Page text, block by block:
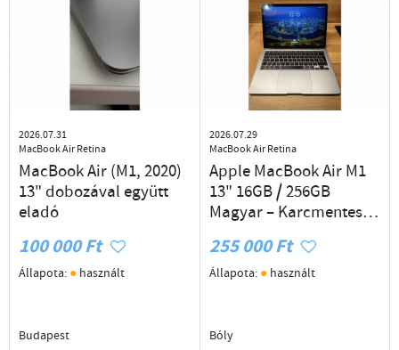
2026.07.31
MacBook Air Retina
MacBook Air (M1, 2020)
13" dobozával együtt
eladó
100 000 Ft
Állapota: ● használt
Budapest
2026.07.29
MacBook Air Retina
Apple MacBook Air M1
13" 16GB / 256GB
Magyar – Karcmentes,
255 000 Ft
Állapota: ●használt
Bóly